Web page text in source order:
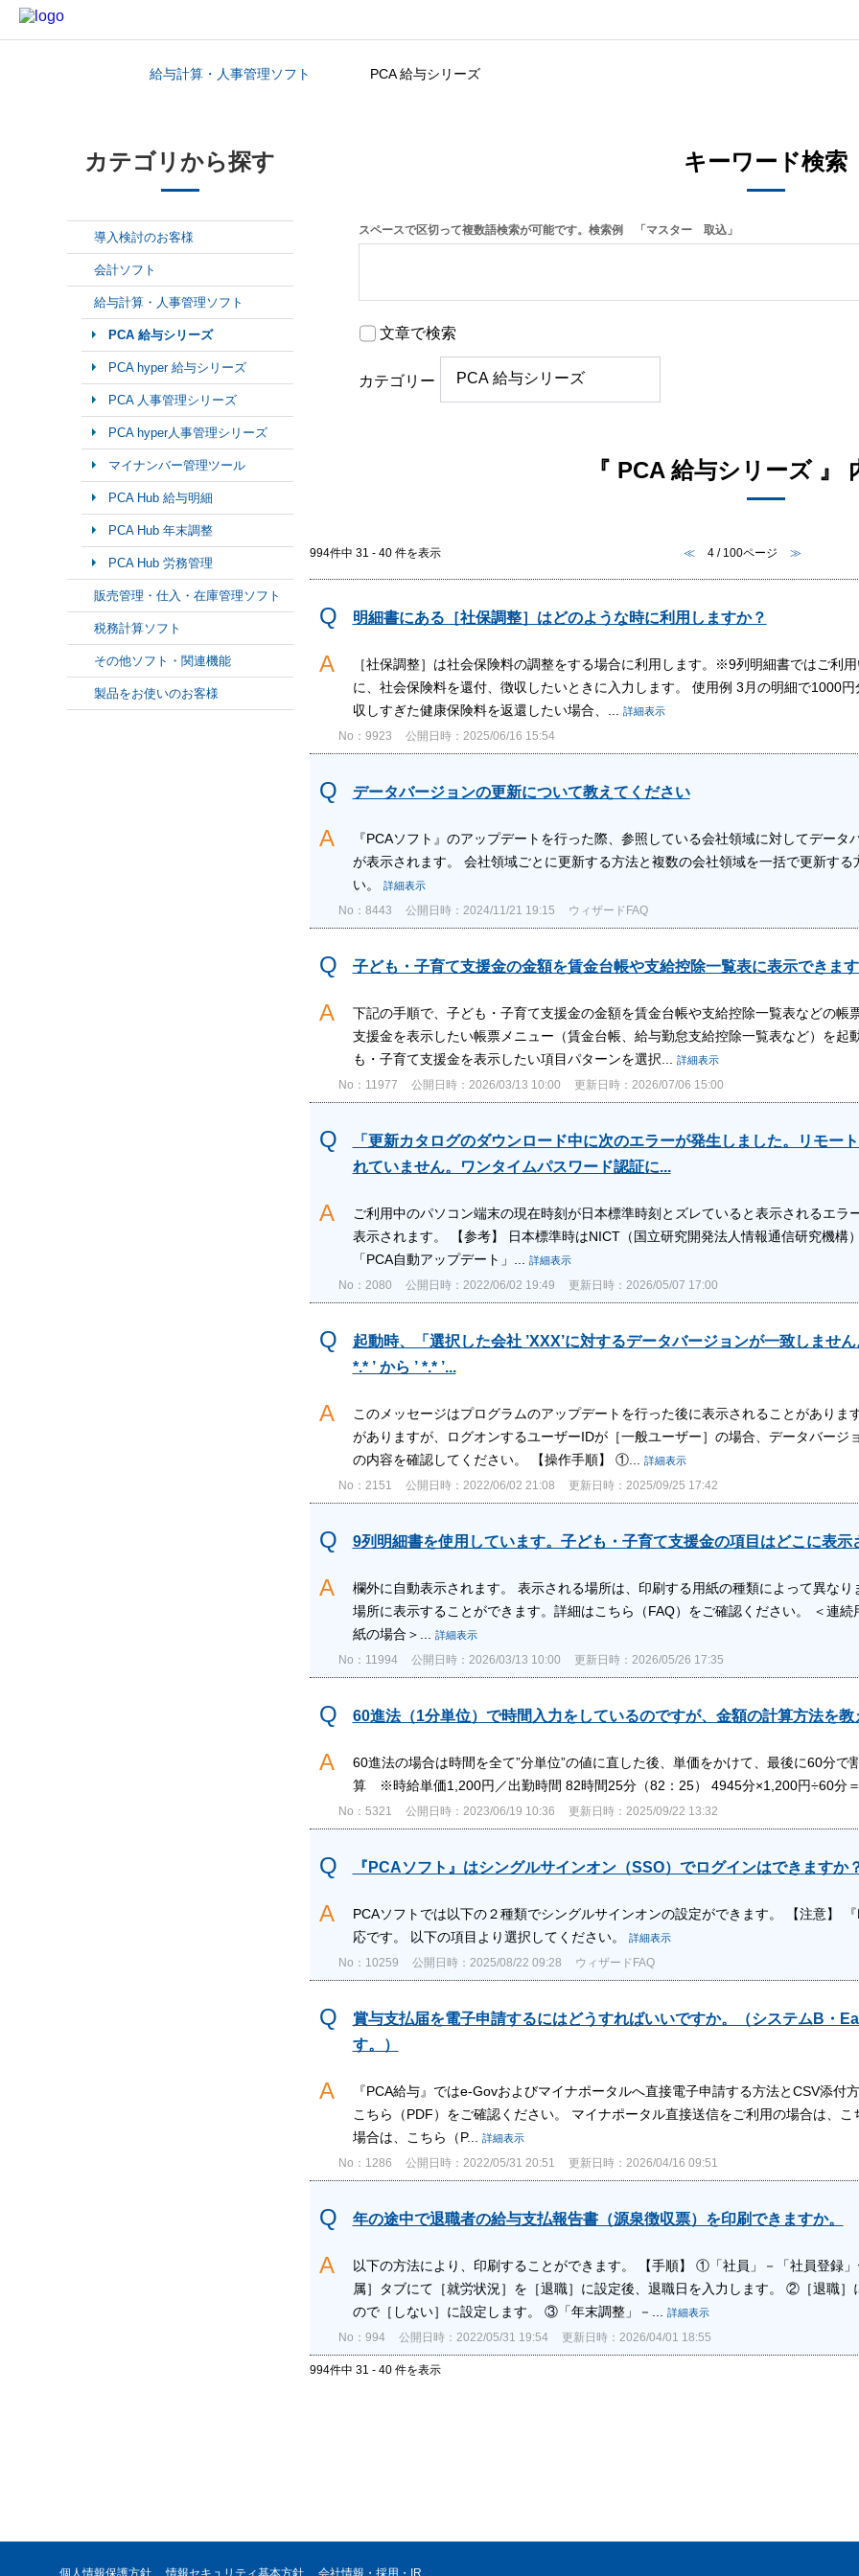
カテゴリから探す給与計算・人事管理ソフト PCA 給与シリーズ
カテゴリから探す
導入検討のお客様
会計ソフト
給与計算・人事管理ソフト
PCA 給与シリーズ
PCA hyper 給与シリーズ
PCA 人事管理シリーズ
PCA hyper人事管理シリーズ
マイナンバー管理ツール
PCA Hub 給与明細
PCA Hub 年末調整
PCA Hub 労務管理
販売管理・仕入・在庫管理ソフト
税務計算ソフト
その他ソフト・関連機能
製品をお使いのお客様
キーワード検索
スペースで区切って複数語検索が可能です。検索例 「マスター 取込」
文章で検索
カテゴリー
『 PCA 給与シリーズ 』
994件中 31 - 40 件を表示 ≪ 4 / 100ページ ≫
明細書にある［社保調整］はどのような時に利用しますか？
［社保調整］は社会保険料の調整をする場合に利用します。※9列明細書ではご利
に、社会保険料を還付、徴収したいときに入力します。 使用例 3月の明細で1000
収しすぎた健康保険料を返還したい場合、...
詳細表示
No：9923 公開日時：2025/06/16 15:54
データバージョンの更新について教えてください
『PCAソフト』のアップデートを行った際、参照している会社領域に対してデー
が表示されます。 会社領域ごとに更新する方法と複数の会社領域を一括で更新す
い。
詳細表示
No：8443 公開日時：2024/11/21 19:15 ウィザードFAQ
子ども・子育て支援金の金額を賃金台帳や支給控除一覧表に表示できま
下記の手順で、子ども・子育て支援金の金額を賃金台帳や支給控除一覧表などの
支援金を表示したい帳票メニュー（賃金台帳、給与勤怠支給控除一覧表など）を
も・子育て支援金を表示したい項目パターンを選択...
詳細表示
No：11977 公開日時：2026/03/13 10:00 更新日時：2026/07/06 15:00
「更新カタログのダウンロード中に次のエラーが発生しました。リモ
れていません。ワンタイムパスワード認証に...
ご利用中のパソコン端末の現在時刻が日本標準時刻とズレていると表示されるエ
表示されます。 【参考】 日本標準時はNICT（国立研究開発法人情報通信研究機
「PCA自動アップデート」...
詳細表示
No：2080 公開日時：2022/06/02 19:49 更新日時：2026/05/07 17:00
起動時、「選択した会社 ’XXX’に対するデータバージョンが一致しませ
*.* ’ から ’ *.* ’...
このメッセージはプログラムのアップデートを行った後に表示されることがあり
がありますが、ログオンするユーザーIDが［一般ユーザー］の場合、データバー
の内容を確認してください。 【操作手順】 ①...
詳細表示
No：2151 公開日時：2022/06/02 21:08 更新日時：2025/09/25 17:42
9列明細書を使用しています。子ども・子育て支援金の項目はどこに表示
欄外に自動表示されます。 表示される場所は、印刷する用紙の種類によって異な
場所に表示することができます。詳細はこちら（FAQ）をご確認ください。 ＜連
紙の場合＞...
詳細表示
No：11994 公開日時：2026/03/13 10:00 更新日時：2026/05/26 17:35
60進法（1分単位）で時間入力をしているのですが、金額の計算方法を教
60進法の場合は時間を全て”分単位”の値に直した後、単価をかけて、最後に60分
算 ※時給単価1,200円／出勤時間 82時間25分（82：25） 4945分×1,200円÷60
No：5321 公開日時：2023/06/19 10:36 更新日時：2025/09/22 13:32
『PCAソフト』はシングルサインオン（SSO）でログインはできますか
PCAソフトでは以下の２種類でシングルサインオンの設定ができます。 【注意】
応です。 以下の項目より選択してください。
詳細表示
No：10259 公開日時：2025/08/22 09:28 ウィザードFAQ
賞与支払届を電子申請するにはどうすればいいですか。（システムB・
す。）
『PCA給与』ではe-Govおよびマイナポータルへ直接電子申請する方法とCSV添
こちら（PDF）をご確認ください。 マイナポータル直接送信をご利用の場合は、
場合は、こちら（P...
詳細表示
No：1286 公開日時：2022/05/31 20:51 更新日時：2026/04/16 09:51
年の途中で退職者の給与支払報告書（源泉徴収票）を印刷できますか。
以下の方法により、印刷することができます。 【手順】 ①「社員」－「社員登録
属］タブにて［就労状況］を［退職］に設定後、退職日を入力します。 ②［退職
ので［しない］に設定します。 ③「年末調整」－...
詳細表示
No：994 公開日時：2022/05/31 19:54 更新日時：2026/04/01 18:55
994件中 31 - 40 件を表示
個人情報保護方針 情報セキュリティ基本方針 会社情報・採用・IR